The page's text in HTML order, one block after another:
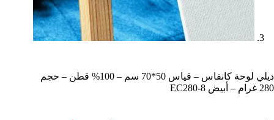
ديلي لوحة كانفاس – قياس 50*70 سم – 100% قطن – حجم
280 غرام – أبيض EC280-8